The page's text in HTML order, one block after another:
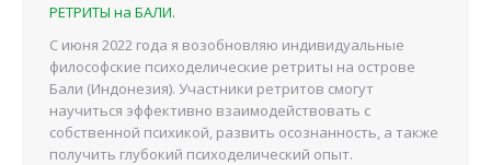
РЕТРИТЫ на БАЛИ.
С июня 2022 года я возобновляю индивидуальные
философские психоделические ретриты на острове
Бали (Индонезия). Участники ретритов смогут
научиться эффективно взаимодействовать с
собственной психикой, развить осознанность, а также
получить глубокий психоделический опыт.